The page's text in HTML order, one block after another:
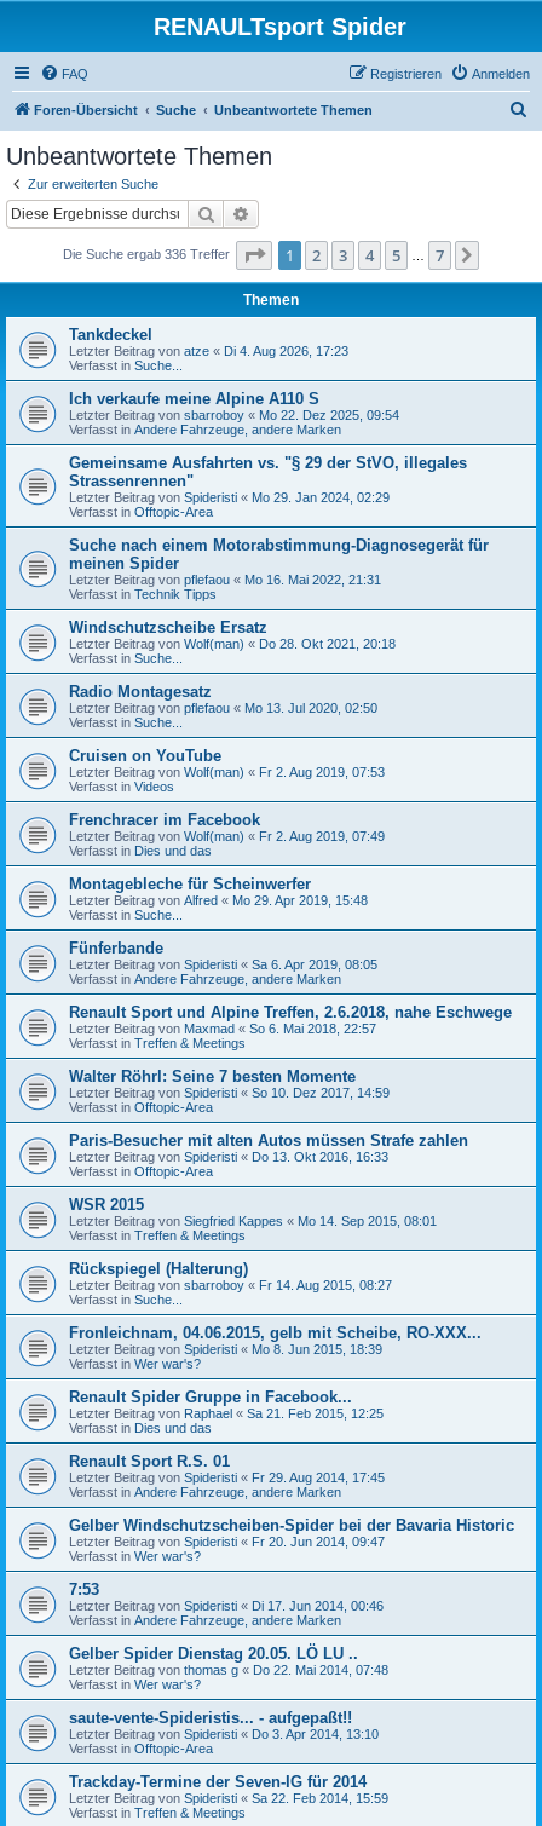
RENAULTsport Spider
FAQ Anmelden
Registrieren
Foren-Übersicht Suche Unbeantwortete Themen
Unbeantwortete Themen
Zur erweiterten Suche
Suche
Die Suche ergab 336 Treffer Seite 1von
1 2 3 4 5 7
Themen
Tankdeckel
Letzter Beitrag von atze « Di 4. Aug 2026, 17:23
Verfasst in Suche...
Ich verkaufe meine Alpine A110 S
Letzter Beitrag von sbarroboy « Mo 22. Dez 2025, 09:54
Verfasst in Andere Fahrzeuge, andere Marken
Gemeinsame Ausfahrten vs. "§ 29 der StVO, illegales
Strassenrennen"
Letzter Beitrag von Spideristi « Mo 29. Jan 2024, 02:29
Verfasst in Offtopic-Area
Suche nach einem Motorabstimmung-Diagnosegerät für
meinen Spider
Letzter Beitrag von pflefaou « Mo 16. Mai 2022, 21:31
Verfasst in Technik Tipps
Windschutzscheibe Ersatz
Letzter Beitrag von Wolf(man) « Do 28. Okt 2021, 20:18
Verfasst in Suche...
Radio Montagesatz
Letzter Beitrag von pflefaou « Mo 13. Jul 2020, 02:50
Verfasst in Suche...
Cruisen on YouTube
Letzter Beitrag von Wolf(man) « Fr 2. Aug 2019, 07:53
Verfasst in Videos
Frenchracer im Facebook
Letzter Beitrag von Wolf(man) « Fr 2. Aug 2019, 07:49
Verfasst in Dies und das
Montagebleche für Scheinwerfer
Letzter Beitrag von Alfred « Mo 29. Apr 2019, 15:48
Verfasst in Suche...
Fünferbande
Letzter Beitrag von Spideristi « Sa 6. Apr 2019, 08:05
Verfasst in Andere Fahrzeuge, andere Marken
Renault Sport und Alpine Treffen, 2.6.2018, nahe Eschwege
Letzter Beitrag von Maxmad « So 6. Mai 2018, 22:57
Verfasst in Treffen & Meetings
Walter Röhrl: Seine 7 besten Momente
Letzter Beitrag von Spideristi « So 10. Dez 2017, 14:59
Verfasst in Offtopic-Area
Paris-Besucher mit alten Autos müssen Strafe zahlen
Letzter Beitrag von Spideristi « Do 13. Okt 2016, 16:33
Verfasst in Offtopic-Area
WSR 2015
Letzter Beitrag von Siegfried Kappes « Mo 14. Sep 2015, 08:01
Verfasst in Treffen & Meetings
Rückspiegel (Halterung)
Letzter Beitrag von sbarroboy « Fr 14. Aug 2015, 08:27
Verfasst in Suche...
Fronleichnam, 04.06.2015, gelb mit Scheibe, RO-XXX...
Letzter Beitrag von Spideristi « Mo 8. Jun 2015, 18:39
Verfasst in Wer war's?
Renault Spider Gruppe in Facebook...
Letzter Beitrag von Raphael « Sa 21. Feb 2015, 12:25
Verfasst in Dies und das
Renault Sport R.S. 01
Letzter Beitrag von Spideristi « Fr 29. Aug 2014, 17:45
Verfasst in Andere Fahrzeuge, andere Marken
Gelber Windschutzscheiben-Spider bei der Bavaria Historic
Letzter Beitrag von Spideristi « Fr 20. Jun 2014, 09:47
Verfasst in Wer war's?
7:53
Letzter Beitrag von Spideristi « Di 17. Jun 2014, 00:46
Verfasst in Andere Fahrzeuge, andere Marken
Gelber Spider Dienstag 20.05. LÖ LU ..
Letzter Beitrag von thomas g « Do 22. Mai 2014, 07:48
Verfasst in Wer war's?
saute-vente-Spideristis... - aufgepaßt!!
Letzter Beitrag von Spideristi « Do 3. Apr 2014, 13:10
Verfasst in Offtopic-Area
Trackday-Termine der Seven-IG für 2014
Letzter Beitrag von Spideristi « Sa 22. Feb 2014, 15:59
Verfasst in Treffen & Meetings